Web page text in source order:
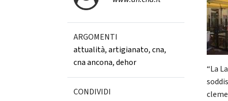
ARGOMENTI
attualità,artigianato,cna,
cna ancona,dehor
CONDIVIDI
“La